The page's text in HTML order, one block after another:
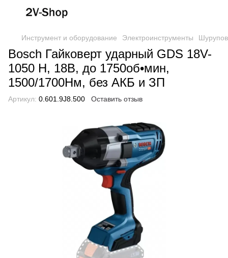
Инструмент и оборудование Электроинструменты
Bosch Гайковерт ударный GDS 18V-
1050 H, 18В, до 1750об•мин,
1500/1700Нм, без АКБ и ЗП
Артикул: 0.601.9J8.500 Оставить отзыв